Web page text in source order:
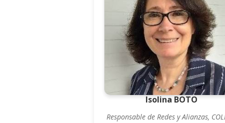
Isolina BOTO
Responsable de Redes y Alianzas,